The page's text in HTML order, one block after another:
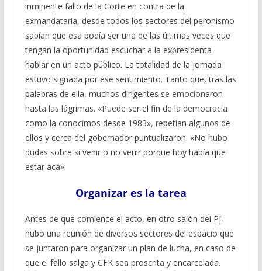
inminente fallo de la Corte en contra de la
exmandataria, desde todos los sectores del peronismo
sabían que esa podía ser una de las últimas veces que
tengan la oportunidad escuchar a la expresidenta
hablar en un acto público. La totalidad de la jornada
estuvo signada por ese sentimiento. Tanto que, tras las
palabras de ella, muchos dirigentes se emocionaron
hasta las lágrimas. «Puede ser el fin de la democracia
como la conocimos desde 1983», repetían algunos de
ellos y cerca del gobernador puntualizaron: «No hubo
dudas sobre si venir o no venir porque hoy había que
estar acá».
Organizar es la tarea
Antes de que comience el acto, en otro salón del Pj,
hubo una reunión de diversos sectores del espacio que
se juntaron para organizar un plan de lucha, en caso de
que el fallo salga y CFK sea proscrita y encarcelada.